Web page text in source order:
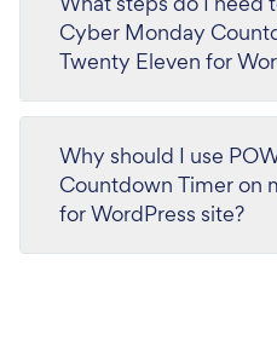
Cyber Monday
Twenty Eleven for
Why should I use
Countdown Timer on
for WordPress site?